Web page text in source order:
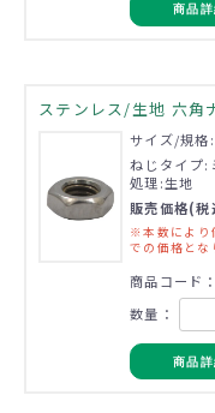
商品
ステンレス/生地 六角
サイズ/規格
ねじタイプ
処理:生地
販売価格(
※本数により
での価格とな
商品コード
数量：
商品